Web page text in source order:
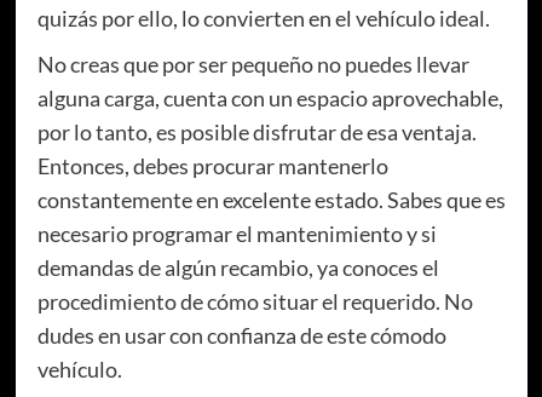
quizás por ello, lo convierten en el vehículo ideal.
No creas que por ser pequeño no puedes llevar
alguna carga, cuenta con un espacio aprovechable,
por lo tanto, es posible disfrutar de esa ventaja.
Entonces, debes procurar mantenerlo
constantemente en excelente estado. Sabes que es
necesario programar el mantenimiento y si
demandas de algún recambio, ya conoces el
procedimiento de cómo situar el requerido. No
dudes en usar con confianza de este cómodo
vehículo.